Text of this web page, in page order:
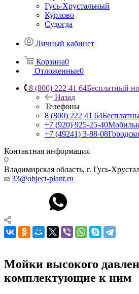
Гусь-Хрустальный
Курлово
Судогда
Личный кабинет
Корзина0
Отложенные0
8 (800) 222 41 64Бесплатный
Назад
Телефоны
8 (800) 222 41 64
+7 (920) 925-25-40
+7 (49241) 3-88-08
Контактная информация
Владимирская область, г. Гусь-
33@object-plant.ru
Мойки высокого
комплектующие к ним